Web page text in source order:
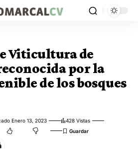
Viticultura de
por la
de los bosques
Enero 13, 2023
428 Vistas